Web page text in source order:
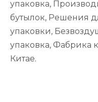
упаковка,
бутылок, Решения
упаковки,
упаковка, Фабрика
Китае.